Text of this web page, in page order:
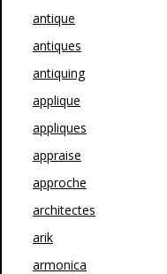
antique
antiques
antiquing
applique
appliques
appraise
approche
architectes
arik
armonica